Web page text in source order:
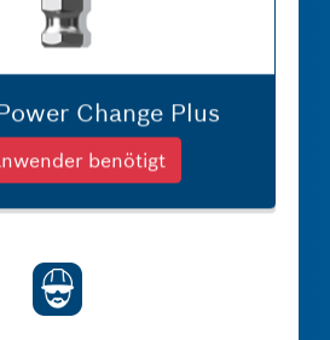
Change Plus
benötigt